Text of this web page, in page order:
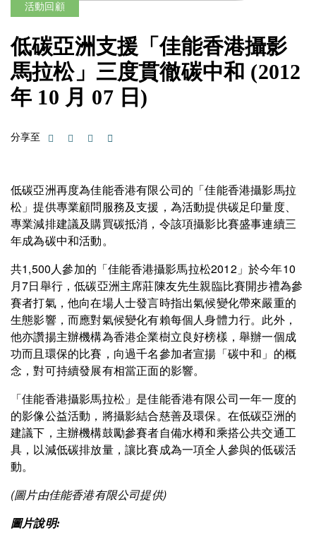
活動回顧
低碳亞洲支援「佳能香港攝影
馬拉松」三度貫徹碳中和 (2012
年 10 月 07 日)
分享至
低碳亞洲再度為佳能香港有限公司的「佳能香港攝影馬拉
松」提供專業顧問服務及支援，為活動提供碳足印量度、
專業減排建議及購買碳抵消，令該項攝影比賽盛事連續三
年成為碳中和活動。
共1,500人參加的「佳能香港攝影馬拉松2012」於今年10
月7日舉行，低碳亞洲主席莊陳友先生親臨比賽開步禮為參
賽者打氣，他向在場人士發言時指出氣候變化帶來嚴重的
生態影響，而應對氣候變化有賴每個人身體力行。此外，
他亦讚揚主辦機構為香港企業樹立良好榜樣，舉辦一個成
功而且環保的比賽，向過千名參加者宣揚「碳中和」的概
念，對可持續發展有相當正面的影響。
「佳能香港攝影馬拉松」是佳能香港有限公司一年一度的
的影像公益活動，將攝影結合慈善及環保。在低碳亞洲的
建議下，主辦機構鼓勵參賽者自備水樽和乘搭公共交通工
具，以減低碳排放量，讓比賽成為一項全人參與的低碳活
動。
(圖片由佳能香港有限公司提供)
圖片說明: